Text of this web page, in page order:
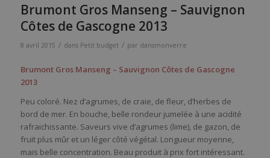
Brumont Gros Manseng – Sauvignon
Côtes de Gascogne 2013
8 avril 2015 / dans Petit budget / par dansmonverre
Brumont Gros Manseng – Sauvignon Côtes de Gascogne
2013
Peu coloré. Nez d’agrumes, de craie, de fleur, d’herbes de
bord de mer. En bouche, belle rondeur jumelée à une acidité
rafraichissante. Saveurs vive d’agrumes (lime), de gazon, de
fruit plus mûr et un léger côté végétal. Longueur moyenne,
mais belle concentration. Beau produit à prix fort intéressant.